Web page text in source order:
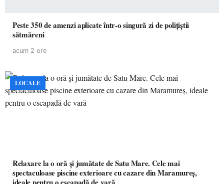
Peste 350 de amenzi aplicate într-o singură zi de polițiștii
sătmăreni
acum 2 ore
LOCALE
Relaxare la o oră și jumătate de Satu Mare. Cele mai
spectaculoase piscine exterioare cu cazare din Maramureș,